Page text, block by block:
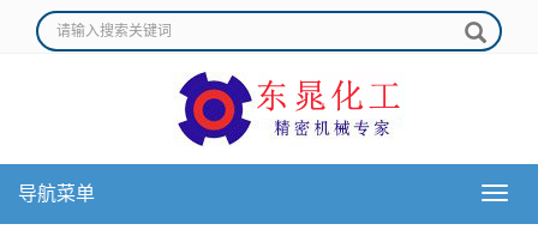
导
导航菜单